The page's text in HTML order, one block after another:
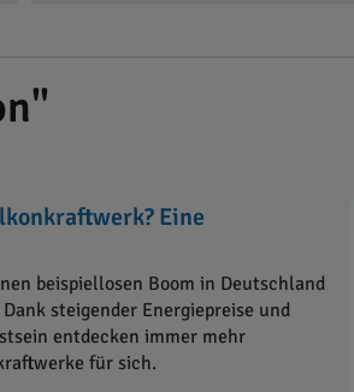
Eine
beispiellosen Boom in Deutschland
steigender Energiepreise und
entdecken immer mehr
für sich.